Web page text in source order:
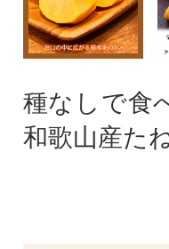
種なしで食
和歌山産た